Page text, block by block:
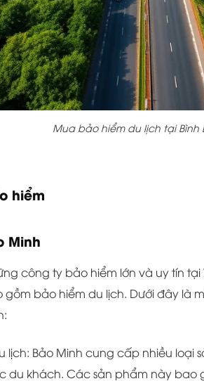
Mua bảo hiểm du lịch tại Bình
hiểm
Minh
công ty bảo hiểm lớn và uy tín
bảo hiểm du lịch. Dưới đây là
lịch: Bảo Minh cung cấp nhiều loại
khách. Các sản phẩm này bao